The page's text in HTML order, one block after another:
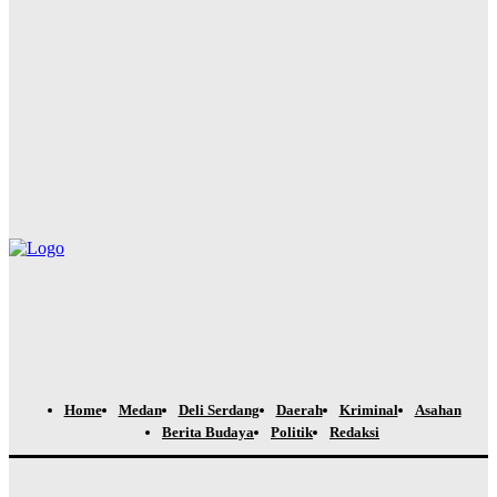
Home Medan Deli Serdang Daerah Kriminal
Asahan
Berita Budaya
Politik Redaksi